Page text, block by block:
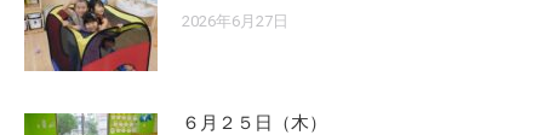
2026年6月27日
６月２５日（木）